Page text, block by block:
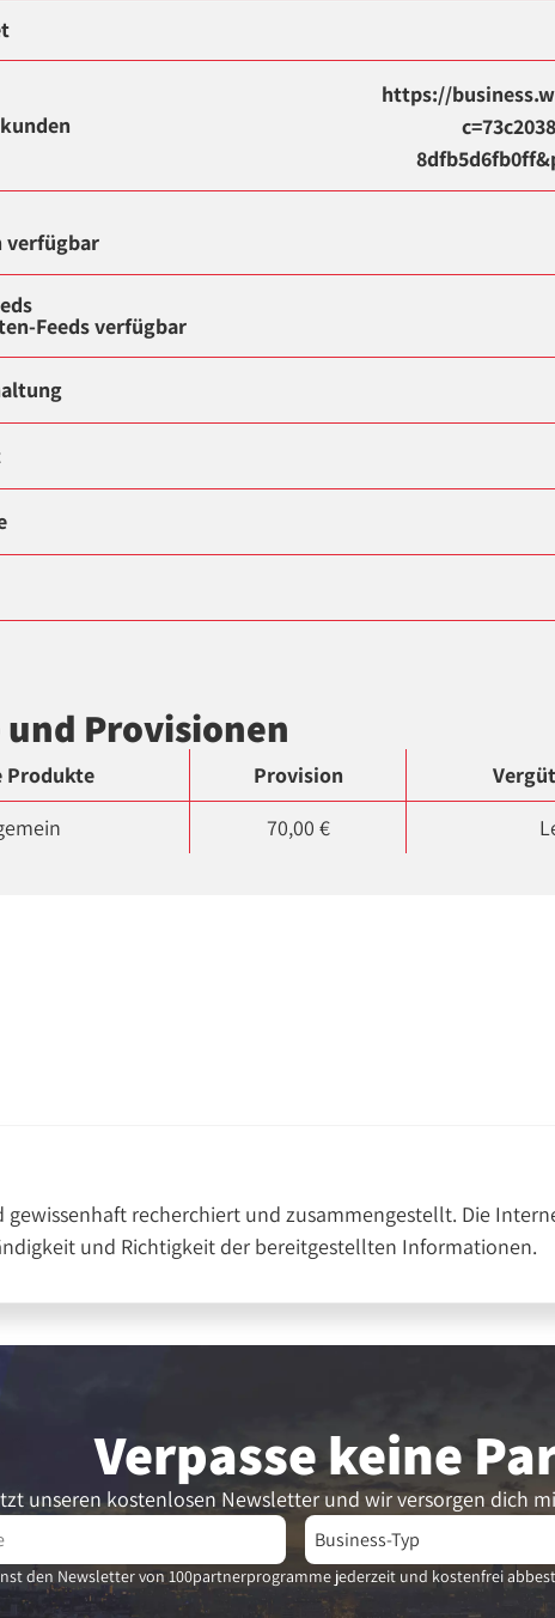
https://
verfügbar
Feeds verfügbar
Provisionen
Produkte Provision
70,00 €
gewissenhaft recherchiert und zusammengestellt. Die
und Richtigkeit der bereitgestellten Informationen.
Verpasse keine
unseren kostenlosen Newsletter und wir versorgen dich
den Newsletter von 100partnerprogramme jederzeit und kostenfrei